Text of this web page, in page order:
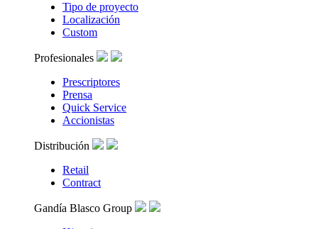
Tipo de proyecto
Localización
Custom
Profesionales
Prescriptores
Prensa
Quick Service
Accionistas
Distribución
Retail
Contract
Gandía Blasco Group